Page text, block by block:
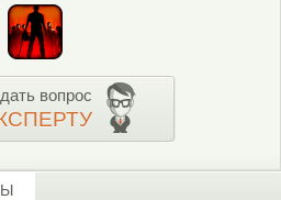
вопрос